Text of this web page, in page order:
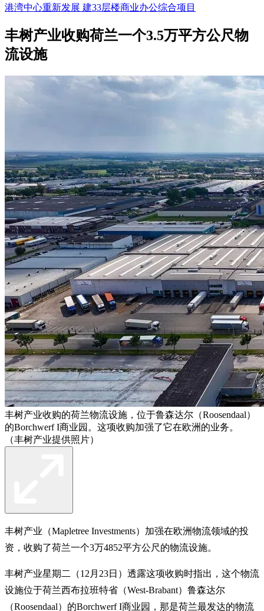
港湾中心重新发展 建33层楼商业办公综合项目
丰树产业收购荷兰一个3.5万平方公尺物
流设施
丰树产业收购的荷兰物流设施，位于鲁森达尔（Roosendaal）
的Borchwerf I商业园。这项收购加强了它在欧洲的业务。
（丰树产业提供照片）
丰树产业（Mapletree Investments）加强在欧洲物流领域的投
资，收购了荷兰一个3万4852平方公尺的物流设施。
丰树产业星期二（12月23日）透露这项收购时指出，这个物流
设施位于荷兰西布拉班特省（West-Brabant）鲁森达尔
（Roosendaal）的Borchwerf I商业园，那是荷兰最发达的物流